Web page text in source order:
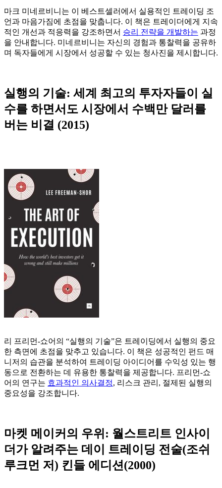
마크 미네르비니는 이 베스트셀러에서 실용적인 트레이딩 조
언과 마음가짐에 초점을 맞춥니다. 이 책은 트레이더에게 지속
적인 개선과 적응력을 강조하면서 승리 전략을 개발하는 과정
을 안내합니다. 미네르비니는 자신의 경험과 통찰력을 공유하
며 독자들에게 시장에서 성공할 수 있는 청사진을 제시합니다.
실행의 기술: 세계 최고의 투자자들이 실
수를 하면서도 시장에서 수백만 달러를
버는 비결 (2015)
리 프리먼-쇼어의 “실행의 기술”은 트레이딩에서 실행의 중요
한 측면에 초점을 맞추고 있습니다. 이 책은 성공적인 펀드 매
니저의 습관을 분석하여 트레이딩 아이디어를 수익성 있는 행
동으로 전환하는 데 유용한 통찰력을 제공합니다. 프리먼-쇼
어의 연구는 효과적인 의사결정, 리스크 관리, 절제된 실행의
중요성을 강조합니다.
마켓 메이커의 우위: 월스트리트 인사이
더가 알려주는 데이 트레이딩 전술(조쉬
루크먼 저) 킨들 에디션(2000)